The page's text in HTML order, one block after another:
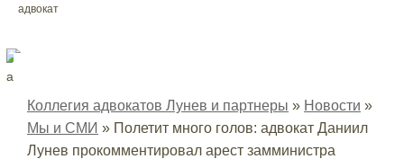
адвокат
Коллегия адвокатов Лунев и партнеры » Новости »
Мы и СМИ » Полетит много голов: адвокат Даниил
Лунев прокомментировал арест замминистра